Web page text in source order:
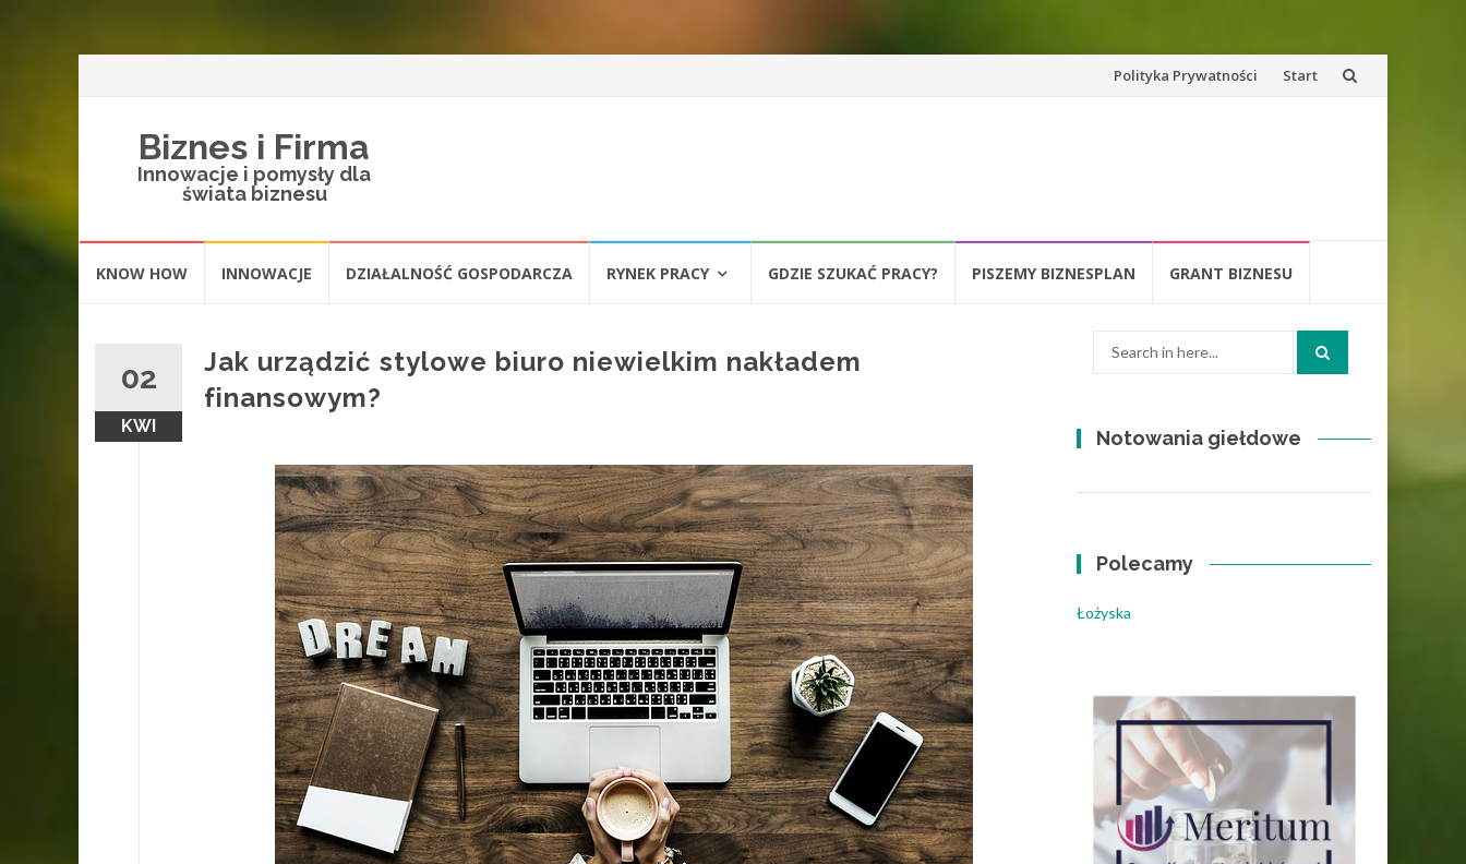
Skip
Polityka Prywatności Start
Biznes i Firma
Innowacje i pomysły dla
świata biznesu
KNOW HOW INNOWACJE DZIAŁALNOŚĆ GOSPODARCZA RYNEK PRACY GDZIE SZUKAĆ PRACY? PISZEMY BIZNESPLAN GRANT BIZNESU
02
KWI
Jak urządzić stylowe biuro niewielkim nakładem
finansowym?
Notowania giełdowe
Polecamy
Łożyska